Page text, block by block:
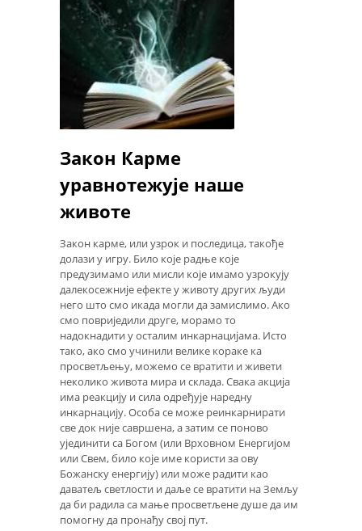
Закон Карме
уравнотежује наше
животе
Закон карме, или узрок и последица, такође
долази у игру. Било које радње које
предузимамо или мисли које имамо узрокују
далекосежније ефекте у животу других људи
него што смо икада могли да замислимо. Ако
смо повриједили друге, морамо то
надокнадити у осталим инкарнацијама. Исто
тако, ако смо учинили велике кораке ка
просветљењу, можемо се вратити и живети
неколико живота мира и склада. Свака акција
има реакцију и сила одређује наредну
инкарнацију. Особа се може реинкарнирати
све док није савршена, а затим се поново
ујединити са Богом (или Врховном Енергијом
или Свем, било које име користи за ову
Божанску енергију) или може радити као
даватељ светлости и даље се вратити на Земљу
да би радила са мање просветљене душе да им
помогну да пронађу свој пут.